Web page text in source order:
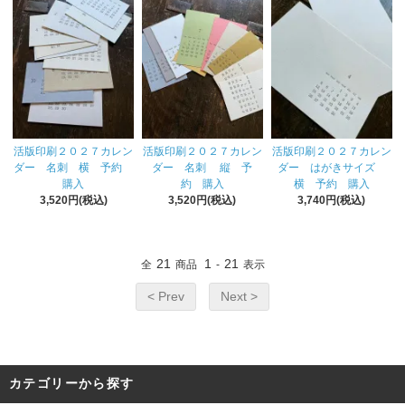
活版印刷２０２７カレン
ダー 名刺 横 予約
購入
3,520円(税込)
活版印刷２０２７カレン
ダー 名刺 縦 予
約 購入
3,520円(税込)
活版印刷２０２７カレン
ダー はがきサイズ
横 予約 購入
3,740円(税込)
全 21 商品 1 - 21 表示
< Prev Next >
カテゴリーから探す